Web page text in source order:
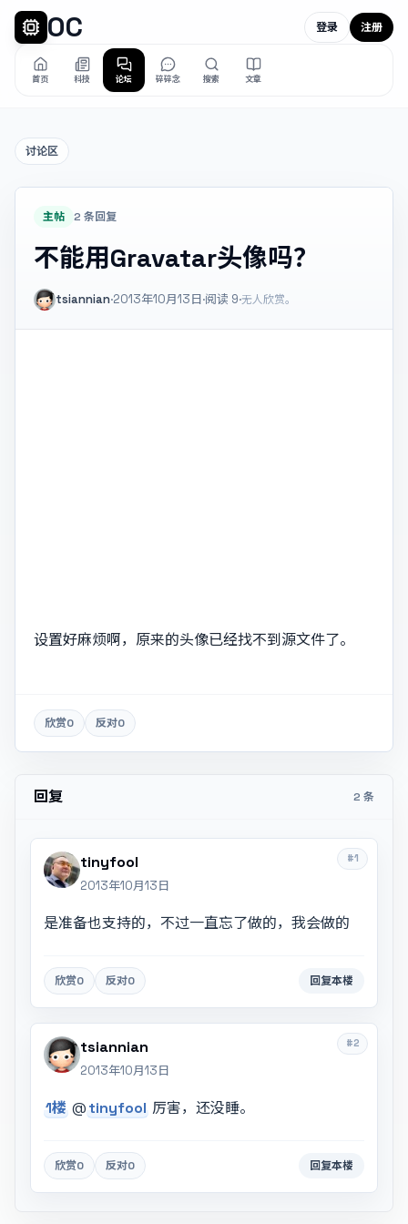
OC
首页 科技 论坛 碎碎念 搜索 文章
登录 注册
讨论区
主帖 2 条回复
不能用Gravatar头像吗？
tsiannian·2013年10月13日·阅读 9·无人欣赏。
设置好麻烦啊，原来的头像已经找不到源文件了。
欣赏0 反对0
回复 2 条
#1
tinyfool
2013年10月13日
是准备也支持的，不过一直忘了做的，我会做的
欣赏0 反对0 回复本楼
#2
tsiannian
2013年10月13日
1楼 @tinyfool 厉害，还没睡。
欣赏0 反对0 回复本楼